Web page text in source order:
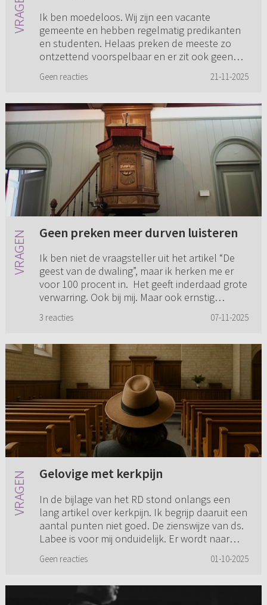
Ik ben moedeloos. Wij zijn een vacante
gemeente en hebben regelmatig predikanten
en studenten. Helaas preken de meeste zo
ontzettend voorspelbaar en er zit ook geen
Geen reacties 21-11-2025
Geen preken meer durven luisteren
Ik ben niet de vraagsteller uit het artikel “De
geest van de dwaling”, maar ik herken me er
voor 100 procent in. Het geeft inderdaad grote
verwarring. Ook bij mij. Maar ook ernstig
3 reacties 07-11-2025
Gelovige met kerkpijn
In de bijlage van het RD stond onlangs een
lang artikel over kerkpijn. Ik begrijp daaruit een
aantal punten niet goed. De zienswijze van ds.
Labee is voor mij onduidelijk. Er wordt naar
Geen reacties 01-10-2025